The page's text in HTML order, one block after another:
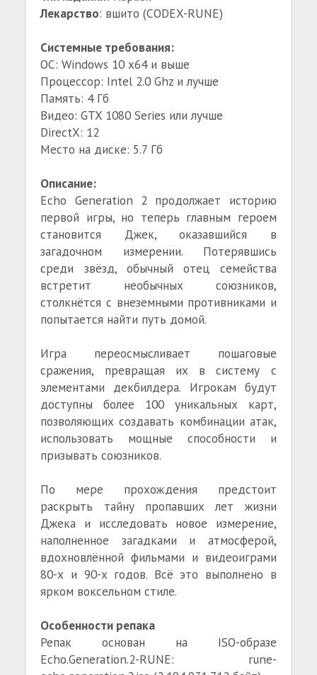
Лекарство: вшито (CODEX-RUNE)
Системные требования:
ОС: Windows 10 x64 и выше
Процессор: Intel 2.0 Ghz и лучше
Память: 4 Гб
Видео: GTX 1080 Series или лучше
DirectX: 12
Место на диске: 5.7 Гб
Описание:
Echo Generation 2 продолжает историю
первой игры, но теперь главным героем
становится Джек, оказавшийся в
загадочном измерении. Потерявшись
среди звёзд, обычный отец семейства
встретит необычных союзников,
столкнётся с внеземными противниками и
попытается найти путь домой.
Игра переосмысливает пошаговые
сражения, превращая их в систему с
элементами декбилдера. Игрокам будут
доступны более 100 уникальных карт,
позволяющих создавать комбинации атак,
использовать мощные способности и
призывать союзников.
По мере прохождения предстоит
раскрыть тайну пропавших лет жизни
Джека и исследовать новое измерение,
наполненное загадками и атмосферой,
вдохновлённой фильмами и видеоиграми
80-х и 90-х годов. Всё это выполнено в
ярком воксельном стиле.
Особенности репака
Репак основан на ISO-образе
Echo.Generation.2-RUNE: rune-